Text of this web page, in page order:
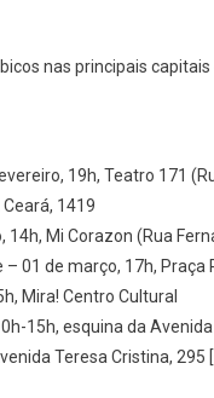
nas principais capitais
19h, Teatro 171
1419
Mi Corazon (Rua
01 de março, 17h, Praça
Mira! Centro Cultural
15h, esquina da
Teresa Cristina,